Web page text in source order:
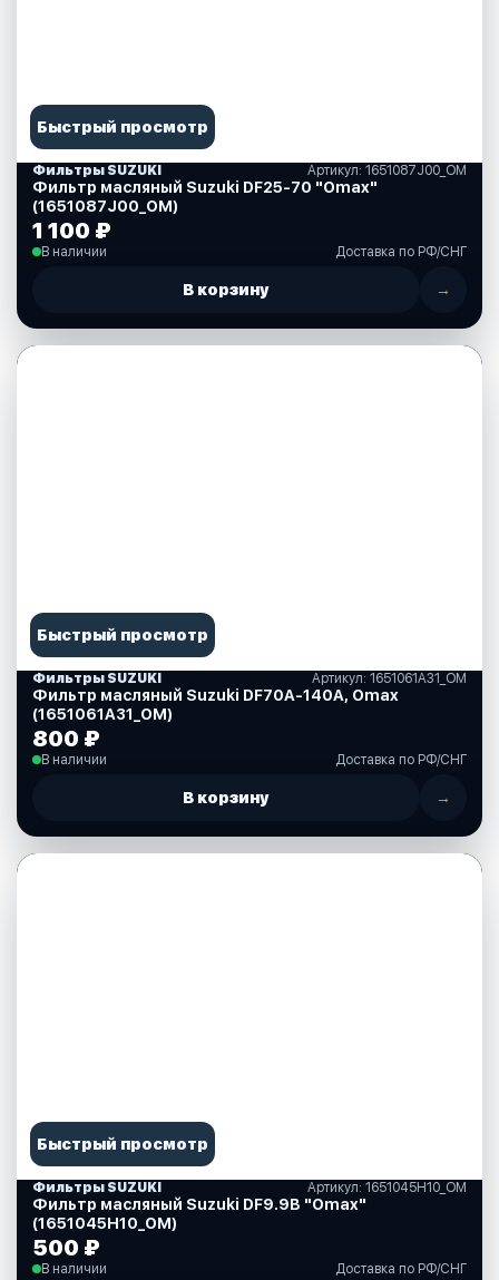
Быстрый просмотр
Фильтры SUZUKI Артикул: 1651087J00_OM
Фильтр масляный Suzuki DF25-70 "Omax"
(1651087J00_OM)
1 100 ₽
В наличии Доставка по РФ/СНГ
В корзину →
Быстрый просмотр
Фильтры SUZUKI Артикул: 1651061A31_OM
Фильтр масляный Suzuki DF70A-140A, Omax
(1651061A31_OM)
800 ₽
В наличии Доставка по РФ/СНГ
В корзину →
Быстрый просмотр
Фильтры SUZUKI Артикул: 1651045H10_OM
Фильтр масляный Suzuki DF9.9B "Omax"
(1651045H10_OM)
500 ₽
В наличии Доставка по РФ/СНГ